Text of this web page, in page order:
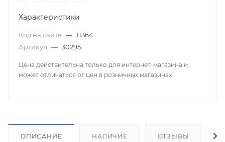
Характеристики
Код на сайте — 11364
Артикул — 30295
Цена действительна только для интернет-магазина и
может отличаться от цен в розничных магазинах
ОПИСАНИЕ НАЛИЧИЕ ОТЗЫВЫ